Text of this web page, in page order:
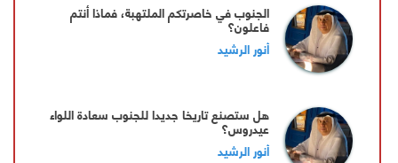
الجنوب في خاصرتكم الملتهبة، فماذا أنتم
فاعلون؟
أنور الرشيد
هل ستصنع تاريخا جديدا للجنوب سعادة اللواء
عيدروس؟
أنور الرشيد